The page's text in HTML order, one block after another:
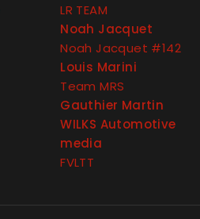
LR TEAM
Noah Jacquet
Noah Jacquet #142
Louis Marini
Team MRS
Gauthier Martin
WILKS Automotive
media
FVLTT